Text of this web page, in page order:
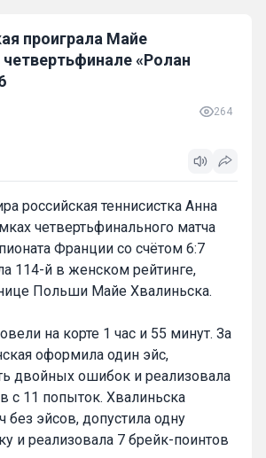
проиграла Майе
«Ролан
264
российская теннисистка Анна
четвертьфинального матча
Франции со счётом 6:7
114-й в женском рейтинге,
Польши Майе Хвалиньска.
на корте 1 час и 55 минут. За
оформила один эйс,
двойных ошибок и реализовала
с 11 попыток. Хвалиньска
без эйсов, допустила одну
и реализовала 7 брейк-поинтов